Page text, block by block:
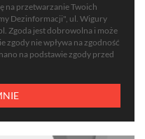
na przetwarzanie Twoich
Dezinformacji", ul. Wigury
. Zgoda jest dobrowolna i może
zgody nie wpływa na zgodność
na podstawie zgody przed